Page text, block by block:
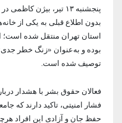
پنجشنبه ۱۳ تیر، بیژن
بدون اطلاع قبلی به یکی از
استان تهران منتقل شده
بوده و به‌عنوان «زنگ خطر
توصیف شده است.
فعالان حقوق بشر با هشدار
فشار امنیتی، تاکید دارند که
حفظ جان و آزادی این افراد